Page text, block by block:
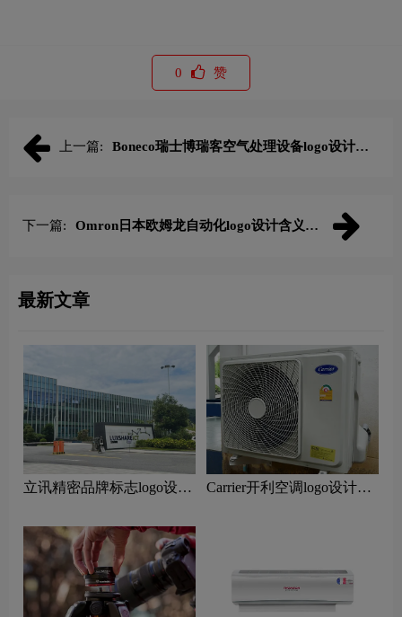
0 赞
上一篇:
Boneco瑞士博瑞客空气处理设备logo设计含
下一篇:
Omron日本欧姆龙自动化logo设计含义及
最新文章
立讯精密品牌标志logo设计
计理念
Carrier开利空调logo设计含